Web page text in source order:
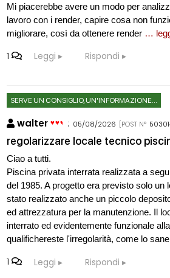
Mi piacerebbe avere un modo per
lavoro con i render, capire cosa non
migliorare, così da ottenere render …
1 Leggi Rispondi
SERVE UN CONSIGLIO, UN'INFORMAZIONE...
walter : 05/08/2026 [POST N°
regolarizzare locale tecnico
Ciao a tutti.
Piscina privata interrata realizzata a
del 1985. A progetto era previsto solo un
stato realizzato anche un piccolo
ed attrezzatura per la manutenzione. Il
interrato ed evidentemente funzionale
qualifichereste l'irregolarità, come lo
1 Leggi Rispondi